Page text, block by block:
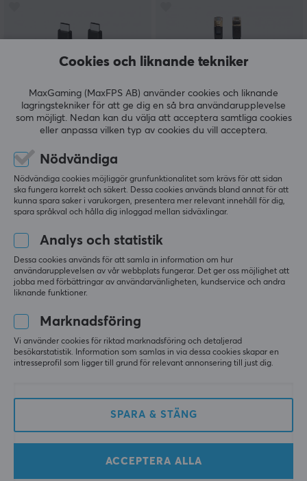
Belkin
Laddningskabel 60W för
Nintendo Switch 2
(0)
159 kr
KontrolFreek
(0)
VISA FLER...
Cookies och liknande tekniker
MaxGaming (MaxFPS AB) använder cookies och liknande
lagringstekniker för att ge dig en så bra användarupplevelse
som möjligt. Nedan kan du välja att acceptera samtliga cookies
eller anpassa vilken typ av cookies du vill acceptera.
Nödvändiga
Nödvändiga cookies möjliggör grunfunktionalitet som krävs för att sidan
ska fungera korrekt och säkert. Dessa cookies används bland annat för att
kunna spara saker i varukorgen, presentera mer relevant innehåll för dig,
spara språkval och hålla dig inloggad mellan sidväxlingar.
Analys och statistik
Dessa cookies används för att samla in information om hur
användarupplevelsen av vår webbplats fungerar. Det ger oss möjlighet att
jobba med förbättringar av användarvänligheten, kundservice och andra
liknande funktioner.
Marknadsföring
Vi använder cookies för riktad marknadsföring och detaljerad
besökarstatistik. Information som samlas in via dessa cookies skapar en
intresseprofil som ligger till grund för relevant annonsering till just dig.
SPARA & STÄNG
ACCEPTERA ALLA